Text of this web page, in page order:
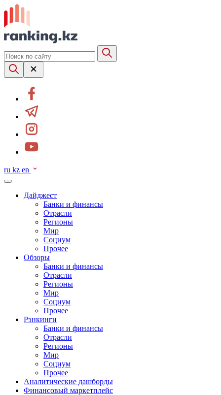
ru kz en
Дайджест
Банки и финансы
Отрасли
Регионы
Мир
Социум
Прочее
Обзоры
Банки и финансы
Отрасли
Регионы
Мир
Социум
Прочее
Рэнкинги
Банки и финансы
Отрасли
Регионы
Мир
Социум
Прочее
Аналитические дашборды
Финансовый маркетплейс